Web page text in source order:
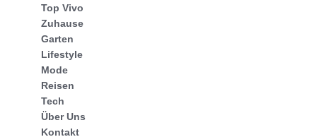
Top Vivo
Zuhause
Garten
Lifestyle
Mode
Reisen
Tech
Über Uns
Kontakt